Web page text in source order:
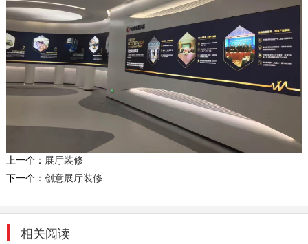
上一个： 展厅装修
下一个： 创意展厅装修
相关阅读
深圳别墅室内装修
法式别墅室内装修风格特点是讲究将建筑点缀在
自然中，在设计上讲求心灵的自然回归感，给人
一种扑...
2018-07-30
老总办公室装修
随着现在社会的快速发展，高楼大厦不只是只有
小区住宅，也有很多事办公商务楼。商务楼是我
们的公众场...